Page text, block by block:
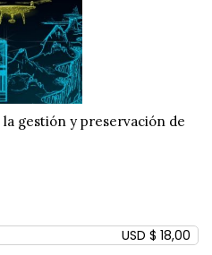
gestión y preservación de
USD $ 18,00